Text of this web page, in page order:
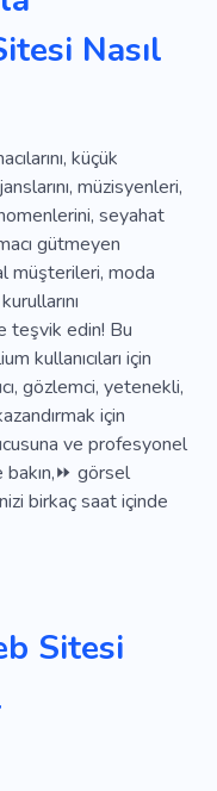
Nasıl
küçük
müzisyenleri,
seyahat
gütmeyen
müşterileri, moda
teşvik edin! Bu
kullanıcıları için
gözlemci, yetenekli,
için
ve profesyonel
görsel
birkaç saat içinde
Sitesi